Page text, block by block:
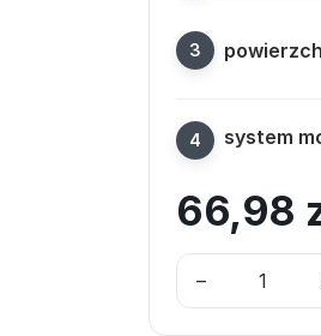
system
66,98
–